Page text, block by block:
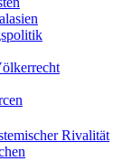
Rivalität